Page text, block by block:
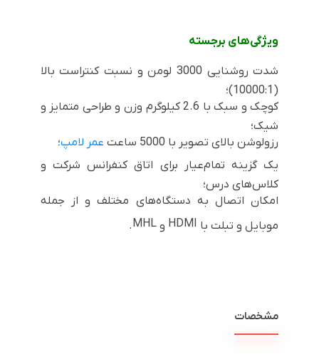
ویژگی‌های برجسته
شدت روشنایی 3000 لومن و نسبت کنتراست بالا
(10000:1)؛
کوچک و سبک با 2.6 کیلوگرم وزن و طراحی متمایز و
شیک؛
رزولوشن بالای تصویر با 5000 ساعت عمر لامپ؛
یک گزینه تمام‌عیار برای اتاق کنفرانس شرکت و
کلاس‌های درس؛
امکان اتصال به دستگاه‌های مختلف و از جمله
موبایل و تبلت با HDMI و MHL
مشخصات